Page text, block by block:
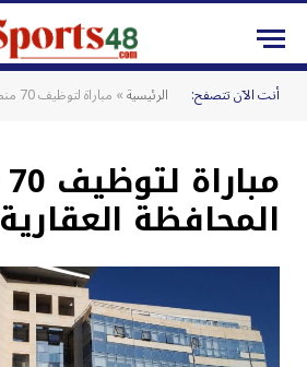
أنت الآن تتصفح: الرئيسية» مباراة لتوظيف 70 منصبا في المحافظة العقارية
المحافظة العقارية